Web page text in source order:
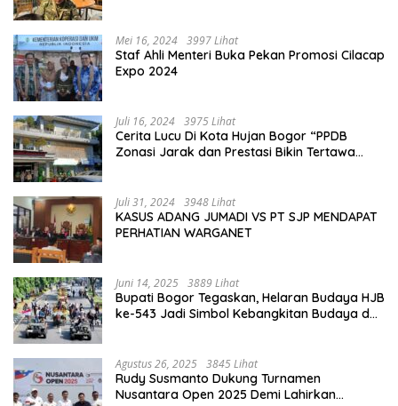
Mei 16, 2024 3997 Lihat
Staf Ahli Menteri Buka Pekan Promosi Cilacap
Expo 2024
Juli 16, 2024 3975 Lihat
Cerita Lucu Di Kota Hujan Bogor “PPDB
Zonasi Jarak dan Prestasi Bikin Tertawa
Juli 31, 2024 3948 Lihat
KASUS ADANG JUMADI VS PT SJP MENDAPAT
PERHATIAN WARGANET
Juni 14, 2025 3889 Lihat
Bupati Bogor Tegaskan, Helaran Budaya HJB
ke-543 Jadi Simbol Kebangkitan Budaya dan
Agustus 26, 2025 3845 Lihat
Rudy Susmanto Dukung Turnamen
Nusantara Open 2025 Demi Lahirkan